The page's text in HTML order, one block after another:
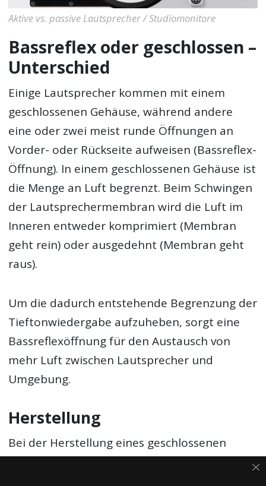
Aktive vs. passive Lautsprecher / Studiomonitore
Bassreflex oder geschlossen –
Unterschied
Einige Lautsprecher kommen mit einem
geschlossenen Gehäuse, während andere
eine oder zwei meist runde Öffnungen an
Vorder- oder Rückseite aufweisen (Bassreflex-
Öffnung). In einem geschlossenen Gehäuse ist
die Menge an Luft begrenzt. Beim Schwingen
der Lautsprechermembran wird die Luft im
Inneren entweder komprimiert (Membran
geht rein) oder ausgedehnt (Membran geht
raus).
Um die dadurch entstehende Begrenzung der
Tieftonwiedergabe aufzuheben, sorgt eine
Bassreflexöffnung für den Austausch von
mehr Luft zwischen Lautsprecher und
Umgebung.
Herstellung
Bei der Herstellung eines geschlossenen
Studiomonitors ist weniger Aufwand nötig als